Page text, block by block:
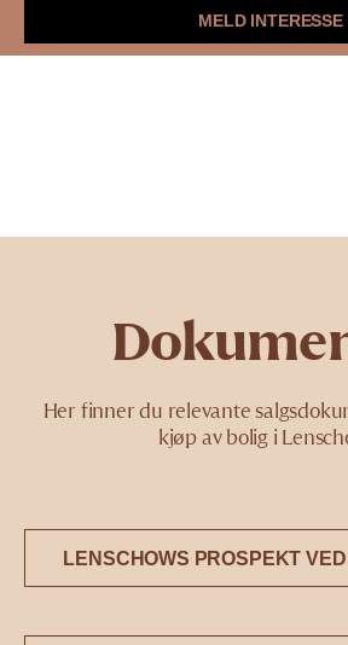
MELD INTERESSE
Meld interesse
Her finner du relevante
kjøp av bolig i
LENSCHOWS PROSPEKT